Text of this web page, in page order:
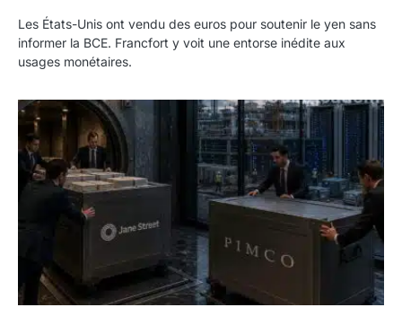
Les États-Unis ont vendu des euros pour soutenir le yen sans
informer la BCE. Francfort y voit une entorse inédite aux
usages monétaires.
Jane Street négocie le transfert de 11 milliards de